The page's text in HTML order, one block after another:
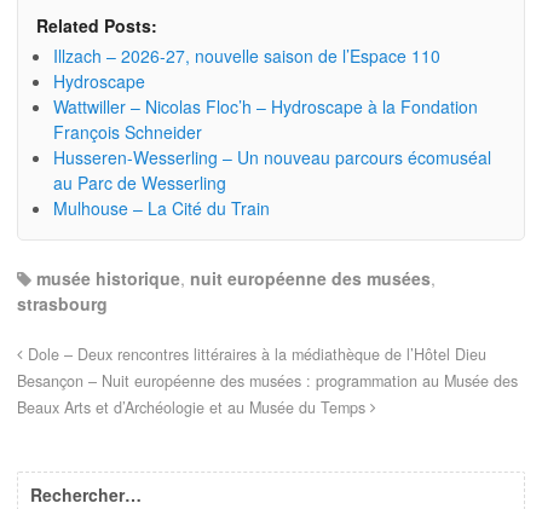
Related Posts:
Illzach – 2026-27, nouvelle saison de l’Espace 110
Hydroscape
Wattwiller – Nicolas Floc’h – Hydroscape à la Fondation
François Schneider
Husseren-Wesserling – Un nouveau parcours écomuséal
au Parc de Wesserling
Mulhouse – La Cité du Train
musée historique, nuit européenne des musées,
strasbourg
Dole – Deux rencontres littéraires à la médiathèque de l’Hôtel Dieu
Besançon – Nuit européenne des musées : programmation au Musée des
Beaux Arts et d’Archéologie et au Musée du Temps
Rechercher…